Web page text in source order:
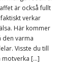
är också fullt
verkar
Här kommer
den varma
Visste du till
motverka […]